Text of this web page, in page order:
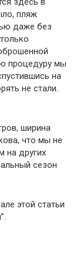
пляж
даже без
процедуру мы
на
не стали.
ширина
что мы не
на других
сезон
этой статьи